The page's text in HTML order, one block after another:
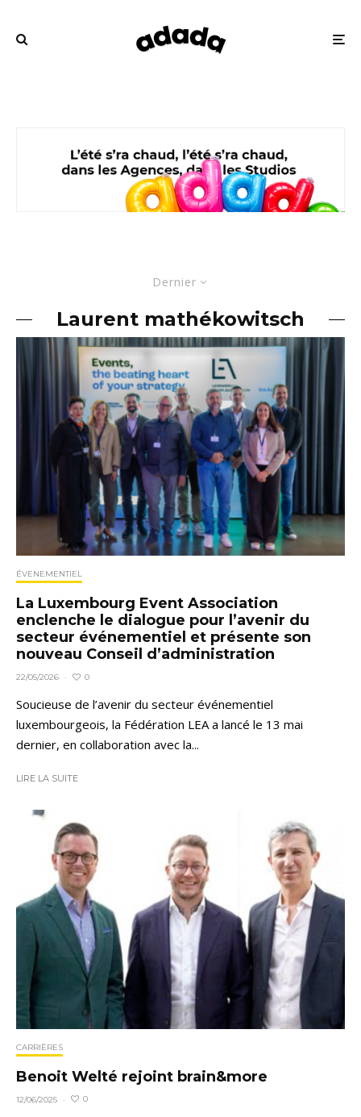
Dernier
Laurent mathékowitsch
ÉVENEMENTIEL
La Luxembourg Event Association
enclenche le dialogue pour l’avenir du
secteur événementiel et présente son
nouveau Conseil d’administration
22/05/2026 · 0
Soucieuse de l’avenir du secteur événementiel
luxembourgeois, la Fédération LEA a lancé le 13 mai
dernier, en collaboration avec la...
LIRE LA SUITE
CARRIÈRES
Benoit Welté rejoint brain&more
12/06/2025 · 0